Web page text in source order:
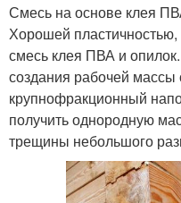
Смесь на основе клея
Хорошей пластичностью,
смесь клея ПВА и
создания рабочей массы
крупнофракционный
получить однородную
трещины небольшого